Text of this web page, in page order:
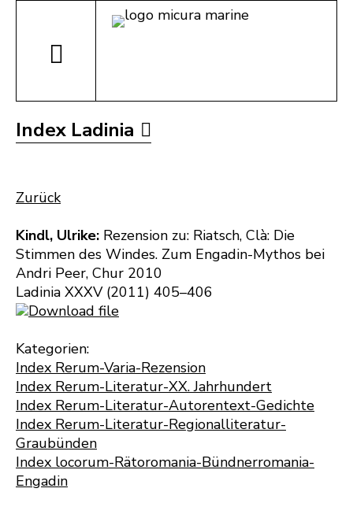
Index Ladinia
Zurück
Kindl, Ulrike: Rezension zu: Riatsch, Clà: Die
Stimmen des Windes. Zum Engadin-Mythos bei
Andri Peer, Chur 2010
Ladinia XXXV (2011) 405–406
Download file
Kategorien:
Index Rerum-Varia-Rezension
Index Rerum-Literatur-XX. Jahrhundert
Index Rerum-Literatur-Autorentext-Gedichte
Index Rerum-Literatur-Regionalliteratur-
Graubünden
Index locorum-Rätoromania-Bündnerromania-
Engadin